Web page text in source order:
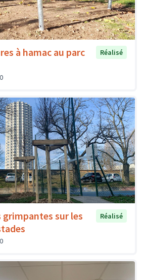
à hamac au parc
Réalisé
0
grimpantes sur les
Réalisé
0